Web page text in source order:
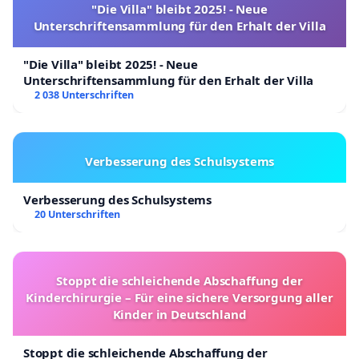
Ich habe seit 2016 Alles in dieses Projekt investiert
und den Umsatz jedes Jahr erhöht, keine Auflagen
Hindernisse konnten mich und mein Team
aufhalten. Dazu der gute Support meiner treuen
Kunden und die Unterstützung einiger super
Mitmenschen hier im Umfeld.
Das Alles soll nun in Frage gestellt werden
"Die Villa" bleibt 2025! - Neue
Unterschriftensammlung für den Erhalt der Villa
"Die Villa" bleibt 2025! - Neue
Unterschriftensammlung für den Erhalt der Villa
2 038 Unterschriften
Verbesserung des Schulsystems
Verbesserung des Schulsystems
20 Unterschriften
Stoppt die schleichende Abschaffung der
Kinderchirurgie – Für eine sichere Versorgung aller
Kinder in Deutschland
Stoppt die schleichende Abschaffung der